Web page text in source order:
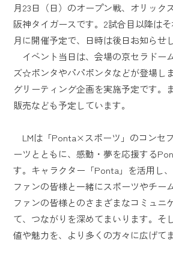
月23日（日）のオープン戦、オリック
阪神タイガースです。2試合目以降は
月に開催予定で、日時は後日お知らせ
イベント当日は、会場の京セラドー
ズ☆ポンタやパパポンタなどが登場し
グリーティング企画を実施予定です。
販売なども予定しています。
LMは「Ponta×スポーツ」のコンセ
ーツとともに、感動・夢を応援する
す。キャラクター「Ponta」を活用し
ファンの皆様と一緒にスポーツやチー
ファンの皆様とのさまざまなコミュニ
て、つながりを深めてまいります。そ
値や魅力を、より多くの方々に広げて